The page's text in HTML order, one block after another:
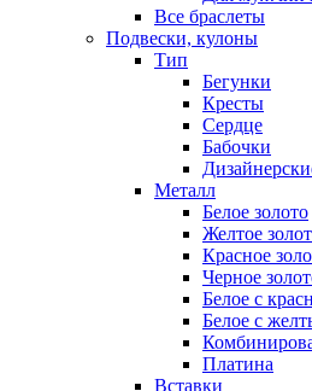
Все браслеты
Подвески, кулоны
Тип
Бегунки
Кресты
Сердце
Бабочки
Металл
Белое золото
Желтое
Красное
Черное
Белое с
Белое с
Платина
Вставки